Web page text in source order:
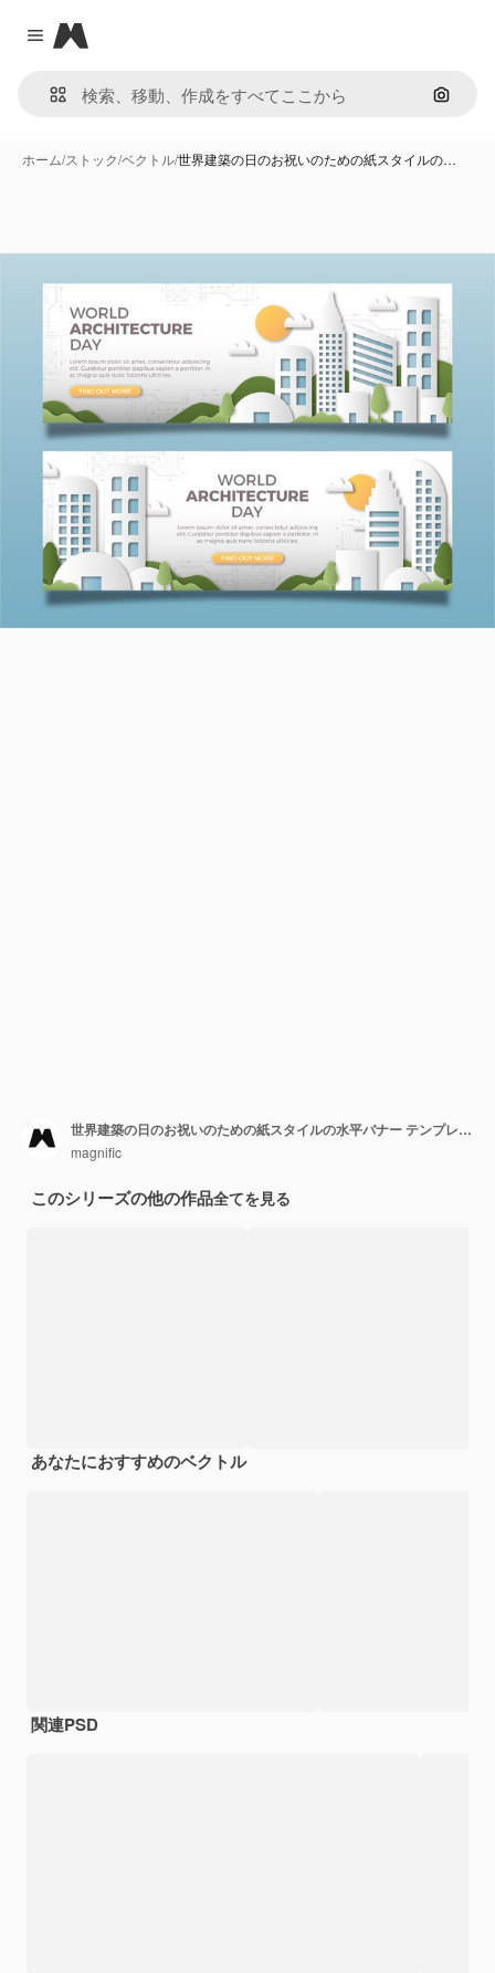
Close menu
Magnific
画像で
ホーム/ストック/ベクトル/世界建築の日のお祝いのための紙スタイルの…
世界建築の日のお祝いのための紙スタイルの水平バナー テンプレート
magnific
このシリーズの他の作品全てを見る
あなたにおすすめのベクトル
関連PSD